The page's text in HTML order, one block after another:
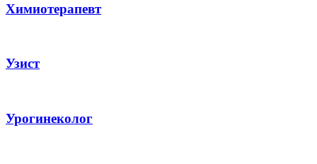
Химиотерапевт
Узист
Урогинеколог